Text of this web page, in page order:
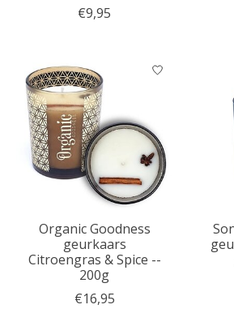
€9,95
Organic Goodness
geurkaars
Citroengras & Spice --
200g
€16,95